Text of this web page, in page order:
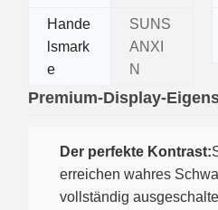
Hande
lsmark
e
SUNS
ANXI
N
Premium-Display-
Der perfekte Kontrast:
erreichen wahres
vollständig